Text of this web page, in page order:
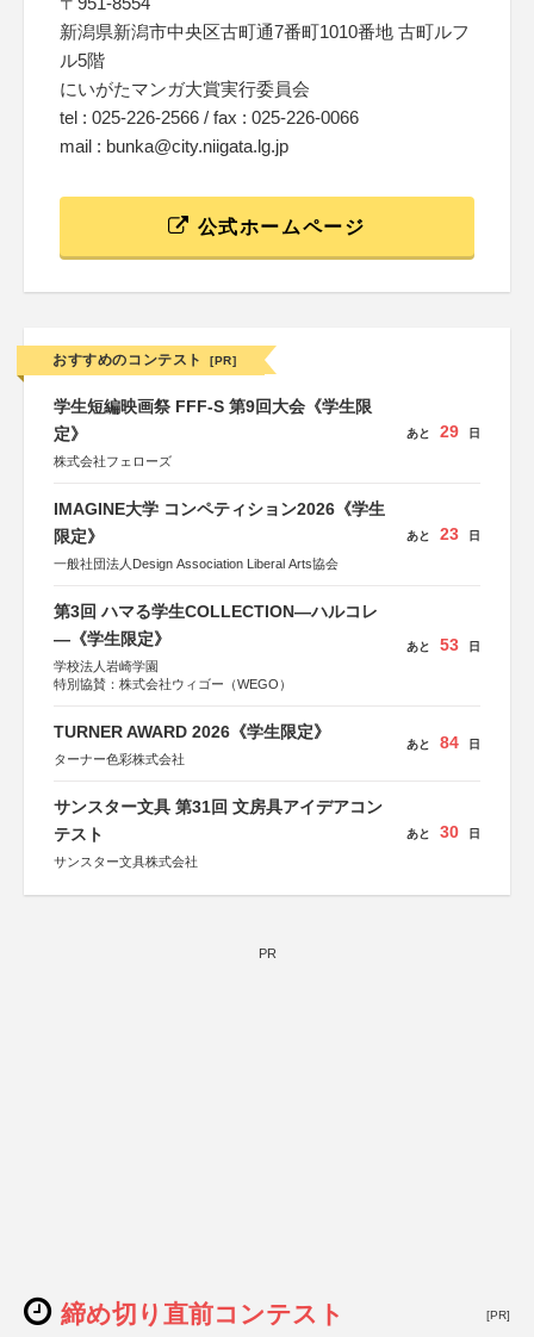
新潟県新潟市中央区古町通7番町1010番地 古町ルフ
ル5階
にいがたマンガ大賞実行委員会
tel : 025-226-2566 / fax : 025-226-0066
mail : bunka@city.niigata.lg.jp
公式ホームページ
おすすめのコンテスト [PR]
学生短編映画祭 FFF-S 第9回大会《学生限
定》
株式会社フェローズ
あと 29 日
IMAGINE大学 コンペティション2026《学生
限定》
一般社団法人Design Association Liberal Arts協会
あと 23 日
第3回 ハマる学生COLLECTION―ハルコレ
―《学生限定》
学校法人岩崎学園
特別協賛：株式会社ウィゴー（WEGO）
あと 53 日
TURNER AWARD 2026《学生限定》
ターナー色彩株式会社
あと 84 日
サンスター文具 第31回 文房具アイデアコン
テスト
サンスター文具株式会社
あと 30 日
PR
締め切り直前コンテスト [PR]